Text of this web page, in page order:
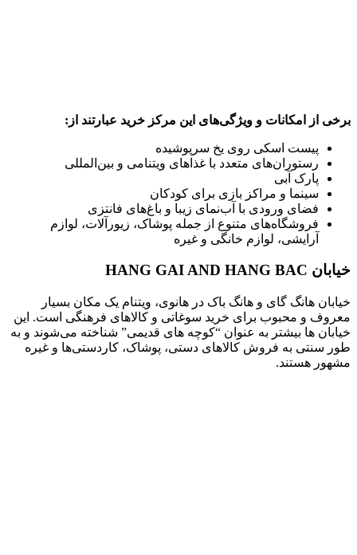
برخی از امکانات و ویژگی‌های این مرکز خرید عبارتند از:
پیست اسکی روی یخ سرپوشیده
رستوران‌های متعدد با غذاهای ویتنامی و بین‌المللی
پارک آبی
سینما و مراکز بازی برای کودکان
فضای ورودی با آب‌نمای زیبا و باغ‌های فانتزی
فروشگاه‌های متنوع از جمله پوشاک، زیورآلات، لوازم
آرایشی، لوازم خانگی و غیره
خیابان HANG GAI AND HANG BAC
خیابان هانگ گای و هانگ باک در هانوی، ویتنام یک مکان بسیار
معروف و محبوب برای خرید سوغاتی و کالاهای فرهنگی است. این
خیابان ها بیشتر به عنوان “کوچه های قدیمی” شناخته می‌شوند و به
طور سنتی به فروش کالاهای دستی، پوشاک، کاردستی‌ها و غیره
مشهور هستند.